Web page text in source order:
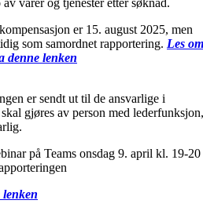
er 15. august 2025, men
som samordnet rapportering. Les om
denne lenken
er sendt ut til de ansvarlige i
gjøres av person med lederfunksjon,
på Teams onsdag 9. april kl. 19-20
lenken